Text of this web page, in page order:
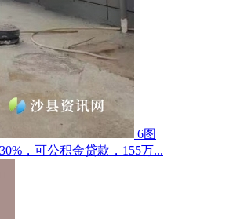
6图
，可公积金贷款，155万...